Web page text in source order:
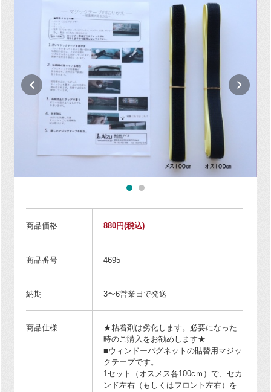
商品価格 880円(税込)
商品番号 4695
納期 3〜6営業日で発送
商品仕様
★粘着剤は劣化します。必要になった
時のご購入をお勧めします★
■ウィンドーバグネットの貼替用マジッ
クテープです。
1セット（オスメス各100cｍ）で、セカ
ンド左右（もしくはフロント左右）を